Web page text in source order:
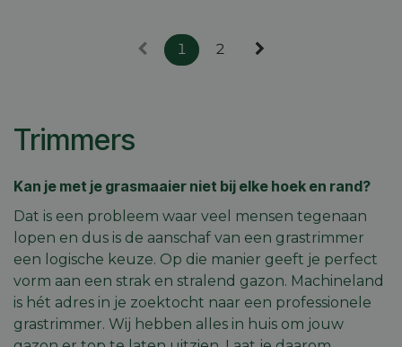
1 2
Trimmers
Kan je met je grasmaaier niet bij elke hoek en rand?
Dat is een probleem waar veel mensen tegenaan
lopen en dus is de aanschaf van een grastrimmer
een logische keuze. Op die manier geeft je perfect
vorm aan een strak en stralend gazon. Machineland
is hét adres in je zoektocht naar een professionele
grastrimmer. Wij hebben alles in huis om jouw